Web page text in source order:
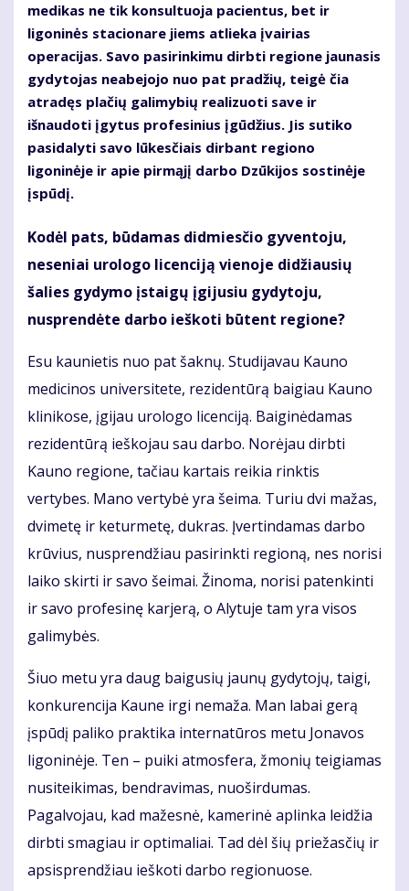
medikas ne tik konsultuoja pacientus, bet ir
ligoninės stacionare jiems atlieka įvairias
operacijas. Savo pasirinkimu dirbti regione jaunasis
gydytojas neabejojo nuo pat pradžių, teigė čia
atradęs plačių galimybių realizuoti save ir
išnaudoti įgytus profesinius įgūdžius. Jis sutiko
pasidalyti savo lūkesčiais dirbant regiono
ligoninėje ir apie pirmąjį darbo Dzūkijos sostinėje
įspūdį.
Kodėl pats, būdamas didmiesčio gyventoju,
neseniai urologo licenciją vienoje didžiausių
šalies gydymo įstaigų įgijusiu gydytoju,
nusprendėte darbo ieškoti būtent regione?
Esu kaunietis nuo pat šaknų. Studijavau Kauno
medicinos universitete, rezidentūrą baigiau Kauno
klinikose, įgijau urologo licenciją. Baiginėdamas
rezidentūrą ieškojau sau darbo. Norėjau dirbti
Kauno regione, tačiau kartais reikia rinktis
vertybes. Mano vertybė yra šeima. Turiu dvi mažas,
dvimetę ir keturmetę, dukras. Įvertindamas darbo
krūvius, nusprendžiau pasirinkti regioną, nes norisi
laiko skirti ir savo šeimai. Žinoma, norisi patenkinti
ir savo profesinę karjerą, o Alytuje tam yra visos
galimybės.
Šiuo metu yra daug baigusių jaunų gydytojų, taigi,
konkurencija Kaune irgi nemaža. Man labai gerą
įspūdį paliko praktika internatūros metu Jonavos
ligoninėje. Ten – puiki atmosfera, žmonių teigiamas
nusiteikimas, bendravimas, nuoširdumas.
Pagalvojau, kad mažesnė, kamerinė aplinka leidžia
dirbti smagiau ir optimaliai. Tad dėl šių priežasčių ir
apsisprendžiau ieškoti darbo regionuose.